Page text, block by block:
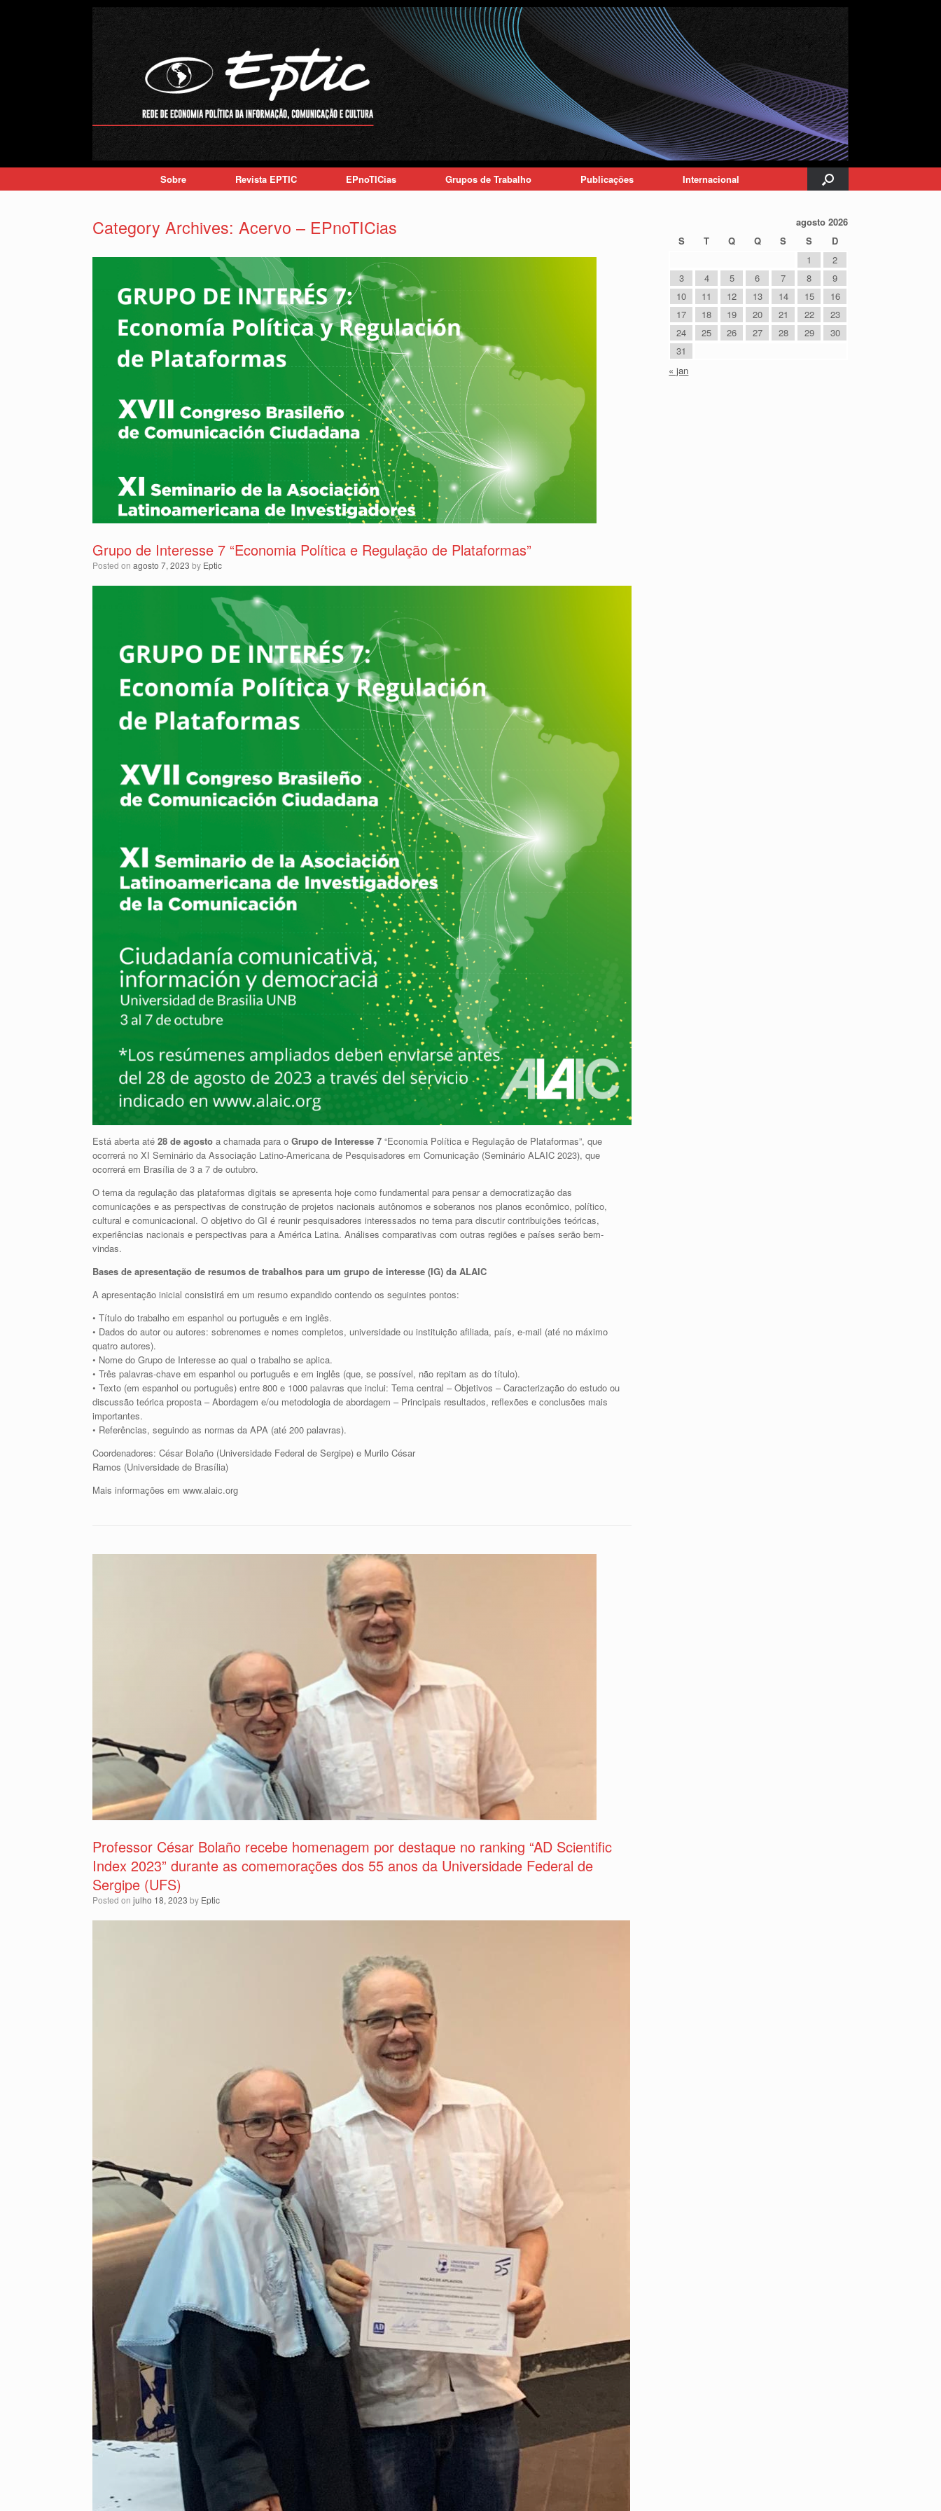
Sobre Revista EPTIC EPnoTICias Grupos de Trabalho Publicações Internacional
Category Archives: Acervo – EPnoTICias
Grupo de Interesse 7 “Economia Política e Regulação de Plataformas”
Posted on agosto 7, 2023 by Eptic
Está aberta até 28 de agosto a chamada para o Grupo de Interesse 7 “Economia Política e Regulação de Plataformas”, que
ocorrerá no XI Seminário da Associação Latino-Americana de Pesquisadores em Comunicação (Seminário ALAIC 2023), que
ocorrerá em Brasília de 3 a 7 de outubro.
O tema da regulação das plataformas digitais se apresenta hoje como fundamental para pensar a democratização das
comunicações e as perspectivas de construção de projetos nacionais autônomos e soberanos nos planos econômico, político,
cultural e comunicacional. O objetivo do GI é reunir pesquisadores interessados no tema para discutir contribuições teóricas,
experiências nacionais e perspectivas para a América Latina. Análises comparativas com outras regiões e países serão bem-
vindas.
Bases de apresentação de resumos de trabalhos para um grupo de interesse (IG) da ALAIC
A apresentação inicial consistirá em um resumo expandido contendo os seguintes pontos:
• Título do trabalho em espanhol ou português e em inglês.
• Dados do autor ou autores: sobrenomes e nomes completos, universidade ou instituição afiliada, país, e-mail (até no máximo
quatro autores).
• Nome do Grupo de Interesse ao qual o trabalho se aplica.
• Três palavras-chave em espanhol ou português e em inglês (que, se possível, não repitam as do título).
• Texto (em espanhol ou português) entre 800 e 1000 palavras que inclui: Tema central – Objetivos – Caracterização do estudo ou
discussão teórica proposta – Abordagem e/ou metodologia de abordagem – Principais resultados, reflexões e conclusões mais
importantes.
• Referências, seguindo as normas da APA (até 200 palavras).
Coordenadores: César Bolaño (Universidade Federal de Sergipe) e Murilo César
Ramos (Universidade de Brasília)
Mais informações em www.alaic.org
Professor César Bolaño recebe homenagem por destaque no ranking “AD Scientific
Index 2023” durante as comemorações dos 55 anos da Universidade Federal de
Sergipe (UFS)
Posted on julho 18, 2023 by Eptic
agosto 2026
S
T Q Q S S
D
1
2
3
4 5 6 7 8
9
10
11 12 13 14 15
16
17
18 19 20 21 22
23
24
25 26 27 28 29
30
31
« jan